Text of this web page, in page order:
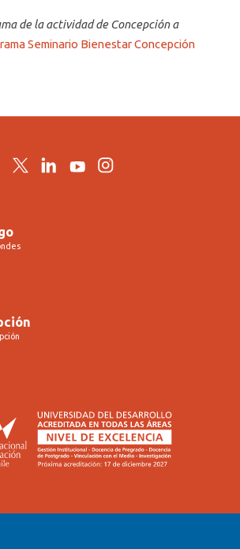
de la actividad de Concepción a
Seminario Bienestar Concepción
TwitterLinkedInYouTubeInstagram